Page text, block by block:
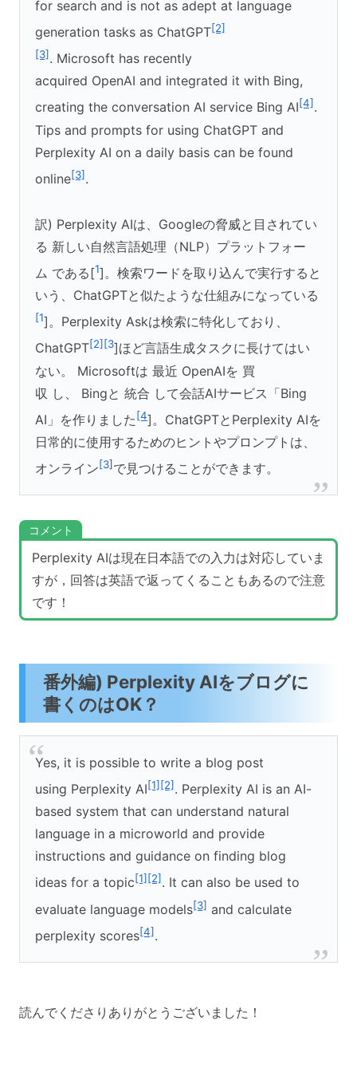
for search and is not as adept at language
generation tasks as ChatGPT[2]
[3]. Microsoft has recently
acquired OpenAI and integrated it with Bing,
creating the conversation AI service Bing AI[4].
Tips and prompts for using ChatGPT and
Perplexity AI on a daily basis can be found
online[3].
訳) Perplexity AIは、Googleの脅威と目されてい
る 新しい自然言語処理（NLP）プラットフォー
ム である[1]。検索ワードを取り込んで実行すると
いう、ChatGPTと似たような仕組みになっている
[1]。Perplexity Askは検索に特化しており、
ChatGPT[2][3]ほど言語生成タスクに長けてはい
ない。 Microsoftは 最近 OpenAIを 買
収 し、 Bingと 統合 して会話AIサービス「Bing
AI」を作りました [4]。ChatGPTとPerplexity AIを
日常的に使用するためのヒントやプロンプトは、
オンライン[3] で見つけることができます。
コメント
Perplexity AIは現在日本語での入力は対応していま
すが，回答は英語で返ってくることもあるので注意
です！
番外編) Perplexity AIをブログに
書くのはOK？
Yes, it is possible to write a blog post
using Perplexity AI[1] [2]. Perplexity AI is an AI-
based system that can understand natural
language in a microworld and provide
instructions and guidance on finding blog
ideas for a topic[1] [2]. It can also be used to
evaluate language models[3]and calculate
perplexity scores[4].
読んでくださりありがとうございました！